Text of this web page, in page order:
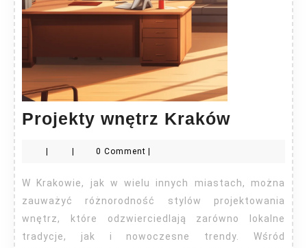
Projekty wnętrz KrakówProjekty
Kraków
0 Comment
W Krakowie, jak w wielu innych miastach, można
zauważyć różnorodność stylów projektowania
wnętrz, które odzwierciedlają zarówno lokalne
tradycje, jak i nowoczesne trendy. Wśród